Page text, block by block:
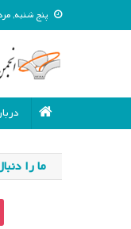
پنج شنبه, مرداد ۱۵,
ما را